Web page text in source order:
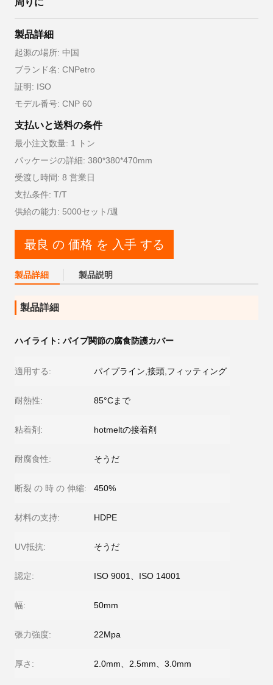
周りに
製品詳細
起源の場所: 中国
ブランド名: CNPetro
証明: ISO
モデル番号: CNP 60
支払いと送料の条件
最小注文数量: 1 トン
パッケージの詳細: 380*380*470mm
受渡し時間: 8 営業日
支払条件: T/T
供給の能力: 5000セット/週
最良 の 価格 を 入手 する
製品詳細 製品説明
製品詳細
ハイライト: パイプ関節の腐食防護カバー
適用する: パイプライン,接頭,フィッティング
耐熱性: 85°Cまで
粘着剤: hotmeltの接着剤
耐腐食性: そうだ
断裂 の 時 の 伸縮: 450%
材料の支持: HDPE
UV抵抗: そうだ
認定: ISO 9001、ISO 14001
幅: 50mm
張力強度: 22Mpa
厚さ: 2.0mm、2.5mm、3.0mm